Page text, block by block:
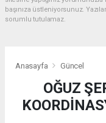
başınıza üstleniyorsunuz.
sorumlu tutulamaz.
Anasayfa Güncel
OĞUZ